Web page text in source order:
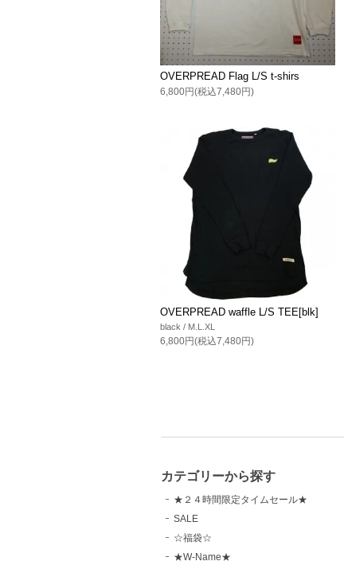
OVERPREAD Flag L/S t-shirs
6,800円(税込7,480円)
OVERPREAD waffle L/S TEE[blk]
black / M.L.XL
6,800円(税込7,480円)
カテゴリーから探す
★２４時間限定タイムセール★
SALE
☆福袋☆
★W-Name★